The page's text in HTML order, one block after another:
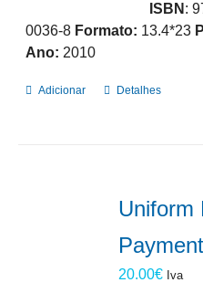
ISBN :
0036-8 Formato: 13.4*23
Ano: 2010
Adicionar Detalhes
Uniform
20.00€ Iva